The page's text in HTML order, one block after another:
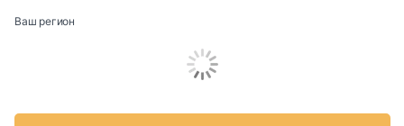
Ваш регион